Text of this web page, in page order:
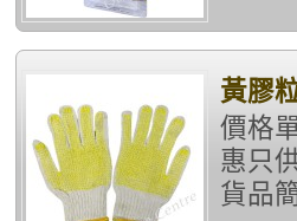
黃膠
價格
惠只
貨品